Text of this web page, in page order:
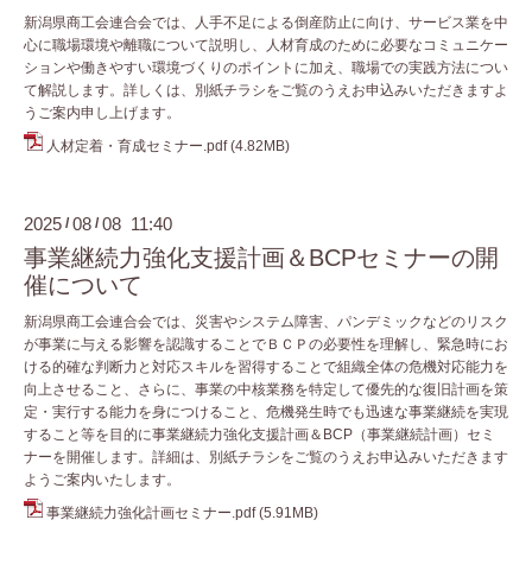
新潟県商工会連合会では、人手不足による倒産防止に向け、サービス業を中
心に職場環境や離職について説明し、人材育成のために必要なコミュニケー
ションや働きやすい環境づくりのポイントに加え、職場での実践方法につい
て解説します。詳しくは、別紙チラシをご覧のうえお申込みいただきますよ
うご案内申し上げます。
人材定着・育成セミナー.pdf (4.82MB)
2025 /08 /08 11:40
事業継続力強化支援計画＆BCPセミナーの開
催について
新潟県商工会連合会では、災害やシステム障害、パンデミックなどのリスク
が事業に与える影響を認識することでＢＣＰの必要性を理解し、緊急時にお
ける的確な判断力と対応スキルを習得することで組織全体の危機対応能力を
向上させること、さらに、事業の中核業務を特定して優先的な復旧計画を策
定・実行する能力を身につけること、危機発生時でも迅速な事業継続を実現
すること等を目的に事業継続力強化支援計画＆BCP（事業継続計画）セミ
ナーを開催します。詳細は、別紙チラシをご覧のうえお申込みいただきます
ようご案内いたします。
事業継続力強化計画セミナー.pdf (5.91MB)